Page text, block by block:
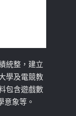
統整，建立
學及電競教
包含遊戲數
意象等。